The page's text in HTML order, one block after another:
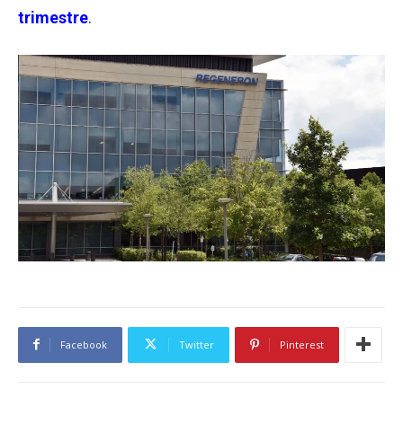
trimestre.
Facebook Twitter Pinterest